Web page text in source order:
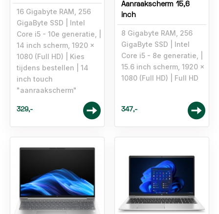
16 Gigabyte RAM, 256
GigaByte SSD
Intel
Core i5 - 10e generatie,
14 inch scherm, 1920 x
1080 (Full HD)
Kies
tijdens bestellen
14
inch touch
"aanraakscherm"
329,-
Aanraakscherm 15,6
inch
8 Gigabyte RAM, 256
GigaByte SSD
Intel
Core i5 - 8e generatie,
15.6 inch scherm, 1920 x
1080 (Full HD)
Full HD
347,-